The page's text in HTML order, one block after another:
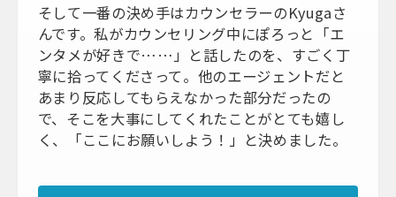
そして一番の決め手はカウンセラーのKyugaさ
んです。私がカウンセリング中にぽろっと「エ
ンタメが好きで……」と話したのを、すごく丁
寧に拾ってくださって。他のエージェントだと
あまり反応してもらえなかった部分だったの
で、そこを大事にしてくれたことがとても嬉し
く、「ここにお願いしよう！」と決めました。